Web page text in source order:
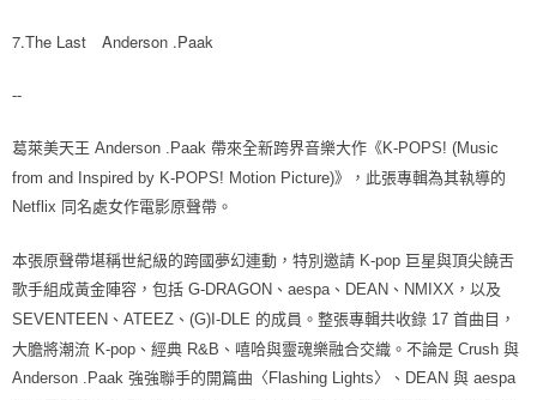
7.The Last　Anderson .Paak
--
葛萊美天王 Anderson .Paak 帶來全新跨界音樂大作《K-POPS! (Music
from and Inspired by K-POPS! Motion Picture)》，此張專輯為其執導的
Netflix 同名處女作電影原聲帶。
本張原聲帶堪稱世紀級的跨國夢幻連動，特別邀請 K-pop 巨星與頂尖饒舌
歌手組成黃金陣容，包括 G-DRAGON、aespa、DEAN、NMIXX，以及
SEVENTEEN、ATEEZ、(G)I-DLE 的成員。整張專輯共收錄 17 首曲目，
大膽將潮流 K-pop、經典 R&B、嘻哈與靈魂樂融合交織。不論是 Crush 與
Anderson .Paak 強強聯手的開篇曲〈Flashing Lights〉、DEAN 與 aespa